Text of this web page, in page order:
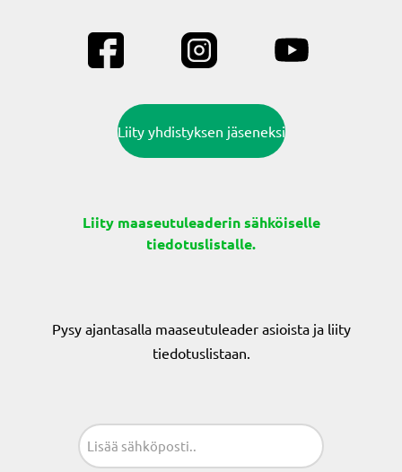
Liity yhdistyksen jäseneksi
Liity maaseutuleaderin sähköiselle
tiedotuslistalle.
Pysy ajantasalla maaseutuleader asioista ja liity
tiedotuslistaan.